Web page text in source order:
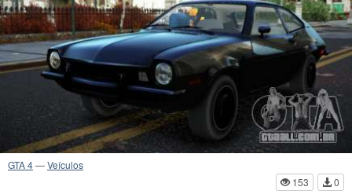
GTA 4—Veículos
153
0